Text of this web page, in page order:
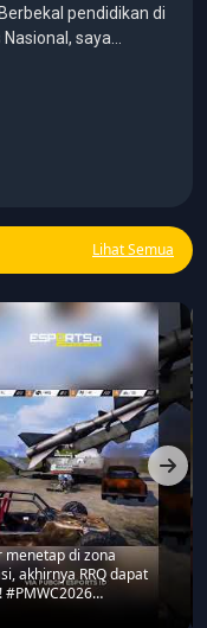
pendidikan di
saya
dengan pengalaman
dari reporter, editor,
Editor in Chief.
tulisan yang
khususnya
Lihat Semua
menetap di zona
akhirnya RRQ dapat
#PMWC2026
#teamrrq